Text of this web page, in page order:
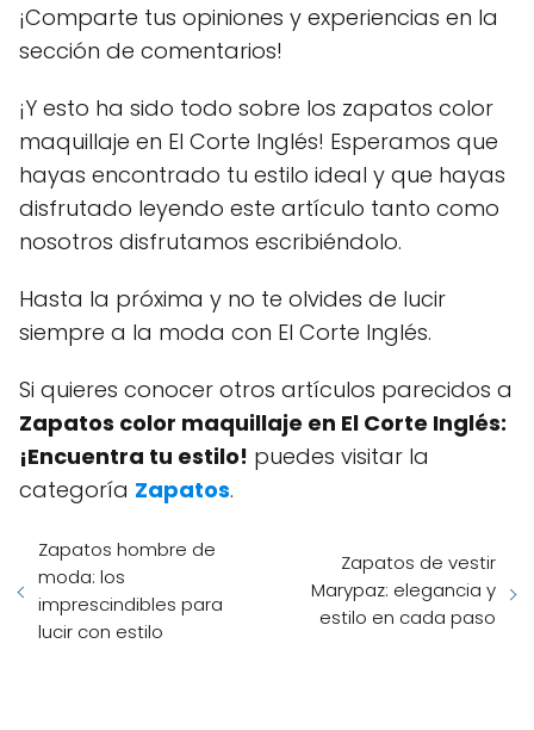
¡Comparte tus opiniones y experiencias en la
sección de comentarios!
¡Y esto ha sido todo sobre los zapatos color
maquillaje en El Corte Inglés! Esperamos que
hayas encontrado tu estilo ideal y que hayas
disfrutado leyendo este artículo tanto como
nosotros disfrutamos escribiéndolo.
Hasta la próxima y no te olvides de lucir
siempre a la moda con El Corte Inglés.
Si quieres conocer otros artículos parecidos a
Zapatos color maquillaje en El Corte Inglés:
¡Encuentra tu estilo! puedes visitar la
categoría Zapatos.
Zapatos hombre de
moda: los
imprescindibles para
lucir con estilo
Zapatos de vestir
Marypaz: elegancia y
estilo en cada paso